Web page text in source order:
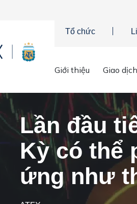
Tổ chức
Giới thiệu Giao
Phân tích thị trường
Lần đầu
Kỳ có thể
ứng như